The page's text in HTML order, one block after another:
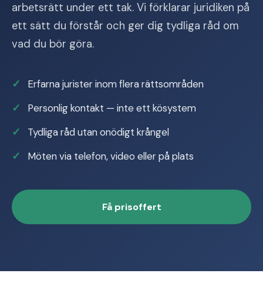
arbetsrätt under ett tak. Vi förklarar juridiken på
ett sätt du förstår och ger dig tydliga råd om
vad du bör göra.
Erfarna jurister inom flera rättsområden
Personlig kontakt — inte ett kösystem
Tydliga råd utan onödigt krångel
Möten via telefon, video eller på plats
Få prisoffert